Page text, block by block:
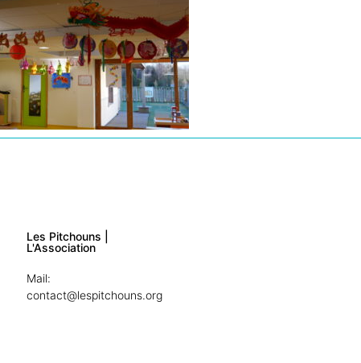
Les Pitchouns |
L'Association
Mail:
contact@lespitchouns.org